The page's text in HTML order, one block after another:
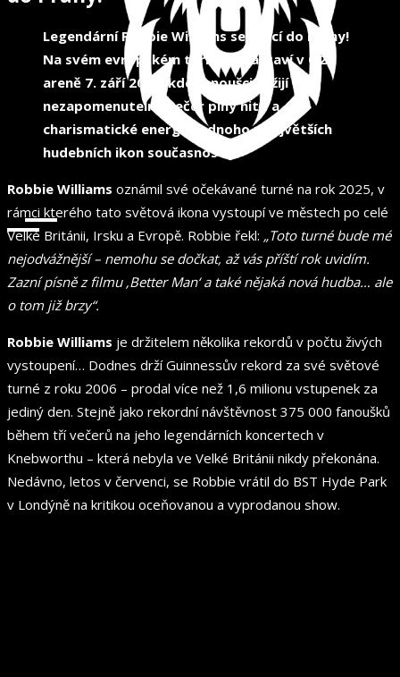
Legendární Robbie Williams se vrací do Prahy!
Na svém evropském turné se zastaví v O2
areně 7. září 2025, kde fanoušci zažijí
nezapomenutelný večer plný hitů a
charismatické energie jednoho z největších
hudebních ikon současnosti.
Robbie Williams oznámil své očekávané turné na rok 2025, v
rámci kterého tato světová ikona vystoupí ve městech po celé
Velké Británii, Irsku a Evropě. Robbie řekl: „Toto turné bude mé
nejodvážnější – nemohu se dočkat, až vás příští rok uvidím.
Zazní písně z filmu ‚Better Man‘ a také nějaká nová hudba… ale
o tom již brzy“.
Robbie Williams je držitelem několika rekordů v počtu živých
vystoupení… Dodnes drží Guinnessův rekord za své světové
turné z roku 2006 – prodal více než 1,6 milionu vstupenek za
jediný den. Stejně jako rekordní návštěvnost 375 000 fanoušků
během tří večerů na jeho legendárních koncertech v
Knebworthu – která nebyla ve Velké Británii nikdy překonána.
Nedávno, letos v červenci, se Robbie vrátil do BST Hyde Park
v Londýně na kritikou oceňovanou a vyprodanou show.